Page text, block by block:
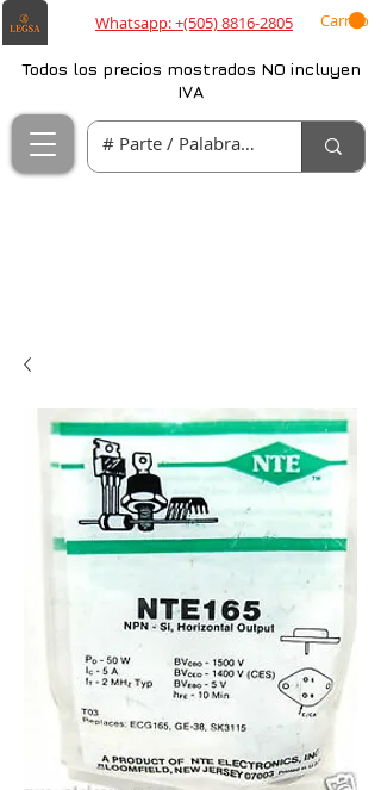
Whatsapp: +(505) 8816-2805 Carrito
Todos los precios mostrados NO incluyen
IVA